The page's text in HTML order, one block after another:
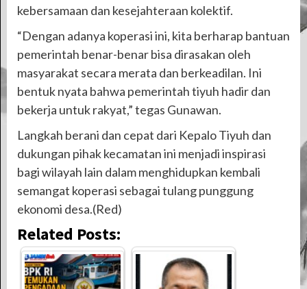
kebersamaan dan kesejahteraan kolektif.
“Dengan adanya koperasi ini, kita berharap bantuan
pemerintah benar-benar bisa dirasakan oleh
masyarakat secara merata dan berkeadilan. Ini
bentuk nyata bahwa pemerintah tiyuh hadir dan
bekerja untuk rakyat,” tegas Gunawan.
Langkah berani dan cepat dari Kepalo Tiyuh dan
dukungan pihak kecamatan ini menjadi inspirasi
bagi wilayah lain dalam menghidupkan kembali
semangat koperasi sebagai tulang punggung
ekonomi desa.(Red)
Related Posts: